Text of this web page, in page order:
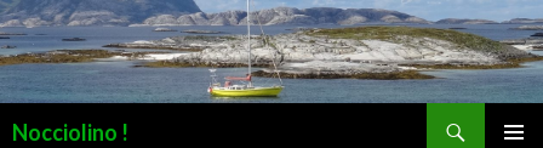
Nocciolino !